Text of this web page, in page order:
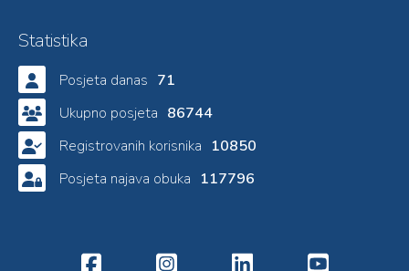
Statistika
Posjeta danas 71
Ukupno posjeta 86744
Registrovanih korisnika 10850
Posjeta najava obuka 117796